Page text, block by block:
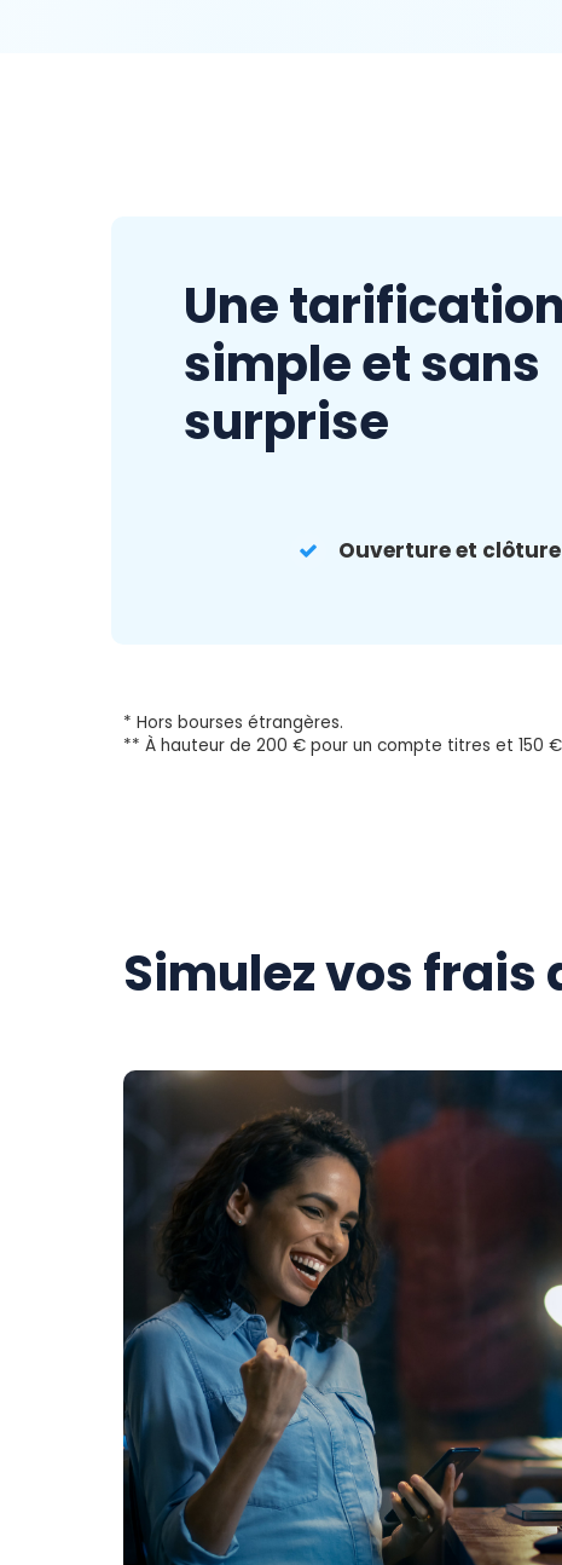
Une tarification
simple et sans
surprise
Ouverture et clôture
* Hors bourses étrangères.
** À hauteur de 200 € pour un compte titres et 150 €
Simulez vos frais